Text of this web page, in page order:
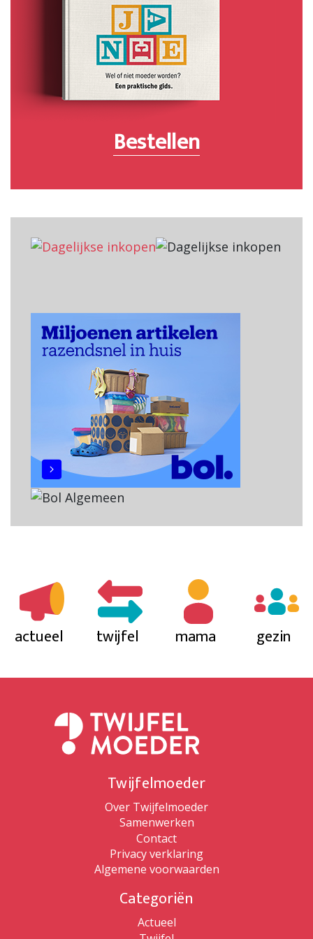
Bestellen
actueel twijfel mama gezin
Twijfelmoeder
Over Twijfelmoeder
Samenwerken
Contact
Privacy verklaring
Algemene voorwaarden
Categoriën
Actueel